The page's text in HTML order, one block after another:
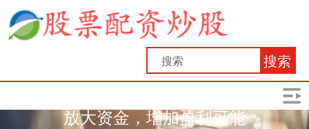
搜索
放大资金，增加盈利可能